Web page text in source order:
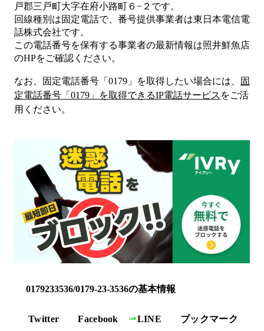
戸郡三戸町大字在府小路町６−２ です。
回線種別は固定電話で、番号提供事業者は東日本電信電
話株式会社です。
この電話番号を保有する事業者の最新情報は照井鮮魚店
のHPをご確認ください。
なお、固定電話番号「 0179 」を取得したい場合には、
固
定電話番号「 0179 」を取得できるIP電話サービス をご活
用ください。
0179233536/0179-23-3536の基本情報
Twitter Facebook LINE
ブックマーク